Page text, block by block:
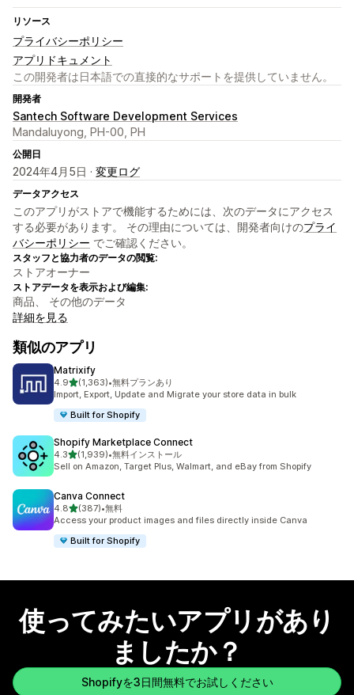
リソース
プライバシーポリシー
アプリドキュメント
この開発者は日本語での直接的なサポートを提供していません。
開発者
Santech Software Development Services
Mandaluyong, PH-00, PH
公開日
2024年4月5日 · 変更ログ
データアクセス
このアプリがストアで機能するためには、次のデータにアクセス
する必要があります。 その理由については、開発者向けのプライ
バシーポリシー でご確認ください。
スタッフと協力者のデータの閲覧:
ストアオーナー
ストアデータを表示および編集:
商品、 その他のデータ
詳細を見る
類似のアプリ
Matrixify
4.95つ星中
(1,363)
合計レビュー数：1363件
•無料プランあり
Import, Export, Update and Migrate your store data in bulk
Built for Shopify
Shopify Marketplace Connect
4.35つ星中
(1,939)
合計レビュー数：1939件
•無料インストール
Sell on Amazon, Target Plus, Walmart, and eBay from Shopify
Canva Connect
4.85つ星中
(387)
合計レビュー数：387件
•無料
Access your product images and files directly inside Canva
Built for Shopify
使ってみたいアプリがあり
ましたか？
Shopifyを3日間無料でお試しください